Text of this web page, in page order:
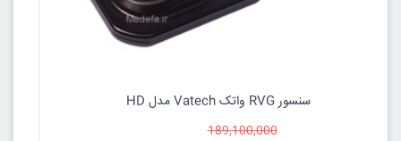
سنسور RVG واتک Vatech مدل HD
189,100,000